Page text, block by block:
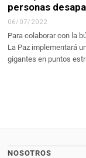
personas
06/07/2022
Para colaborar con la
La Paz implementará
gigantes en puntos
NOSOTROS